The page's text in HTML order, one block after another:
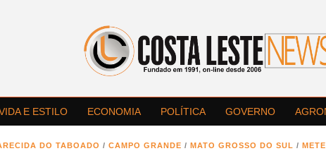
E ESTILO ECONOMIA POLÍTICA GOVERNO
DO TABOADO / CAMPO GRANDE / MATO GROSSO DO SUL /